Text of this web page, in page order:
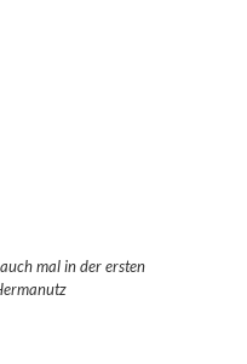
mal in der ersten